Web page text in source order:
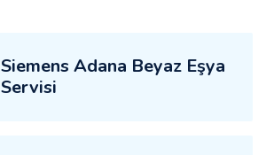
Siemens Adana Beyaz Eşya
Servisi